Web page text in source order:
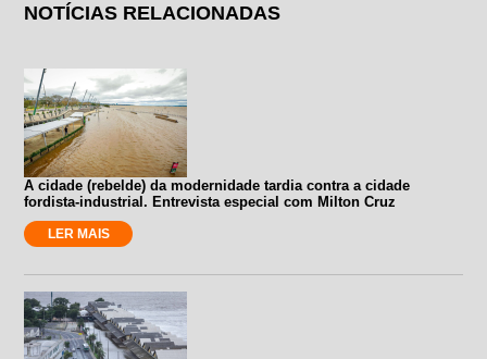
NOTÍCIAS RELACIONADAS
A cidade (rebelde) da modernidade tardia contra a cidade
fordista-industrial. Entrevista especial com Milton Cruz
LER MAIS